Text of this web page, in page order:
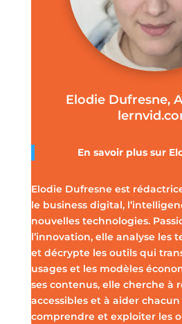
Elodie Dufresne,
En savoir plus sur
Elodie Dufresne est
le business digital,
nouvelles technologies.
l’innovation, elle analyse les
et décrypte les outils qui
usages et les modèles
ses contenus, elle cherche à
accessibles et à aider
comprendre et exploiter les